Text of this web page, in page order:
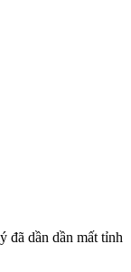
đã dần dần mất tỉnh